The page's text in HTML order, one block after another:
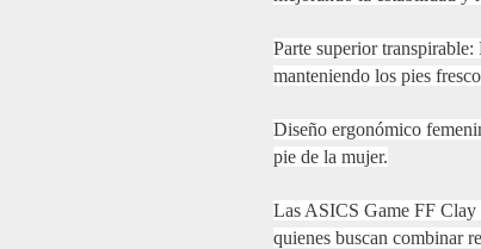
Parte superior
manteniendo los pies
Diseño ergonómico
pie de la mujer.
Las ASICS Game FF
quienes buscan combinar